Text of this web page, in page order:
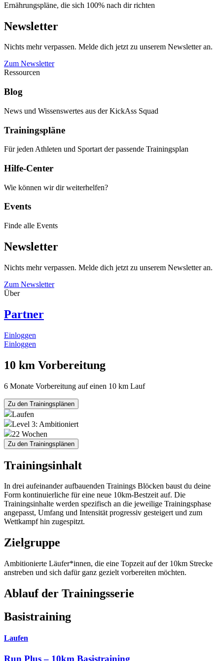
Ernährungspläne, die sich 100% nach dir richten
Newsletter
Nichts mehr verpassen. Melde dich jetzt zu unserem Newsletter an.
Zum Newsletter
Ressourcen
Blog
News und Wissenswertes aus der KickAss Squad
Trainingspläne
Für jeden Athleten und Sportart der passende Trainingsplan
Hilfe-Center
Wie können wir dir weiterhelfen?
Events
Finde alle Events
Newsletter
Nichts mehr verpassen. Melde dich jetzt zu unserem Newsletter an.
Zum Newsletter
Über
Partner
Einloggen
Einloggen
10 km Vorbereitung
6 Monate Vorbereitung auf einen 10 km Lauf
Zu den Trainingsplänen
Laufen
Level 3: Ambitioniert
22 Wochen
Zu den Trainingsplänen
Trainingsinhalt
In drei aufeinander aufbauenden Trainings Blöcken baust du deine
Form kontinuierliche für eine neue 10km-Bestzeit auf. Die
Trainingsinhalte werden spezifisch an die jeweilige Trainingsphase
angepasst, Umfang und Intensität progressiv gesteigert und zum
Wettkampf hin zugespitzt.
Zielgruppe
Ambitionierte Läufer*innen, die eine Topzeit auf der 10km Strecke
anstreben und sich dafür ganz gezielt vorbereiten möchten.
Ablauf der Trainingsserie
Basistraining
Laufen
Run Plus – 10km Basistraining